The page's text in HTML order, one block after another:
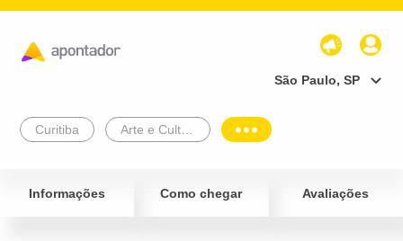
São Paulo, SP
Curitiba
Informações Como chegar Avaliações